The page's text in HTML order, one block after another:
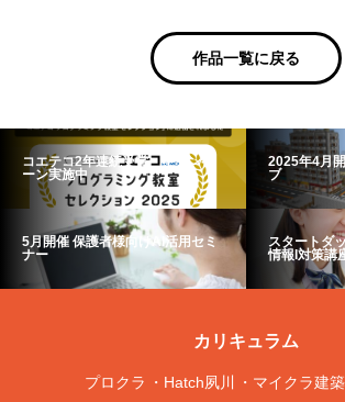
作品一覧に戻る
コエテコ2年連続受賞 キャンペ
ーン実施中
2025年4月
ブ
5月開催 保護者様向けAI活用セミ
ナー
スタートダ
情報I対策講
カリキュラム
プロクラ Hatch夙川
マイクラ建